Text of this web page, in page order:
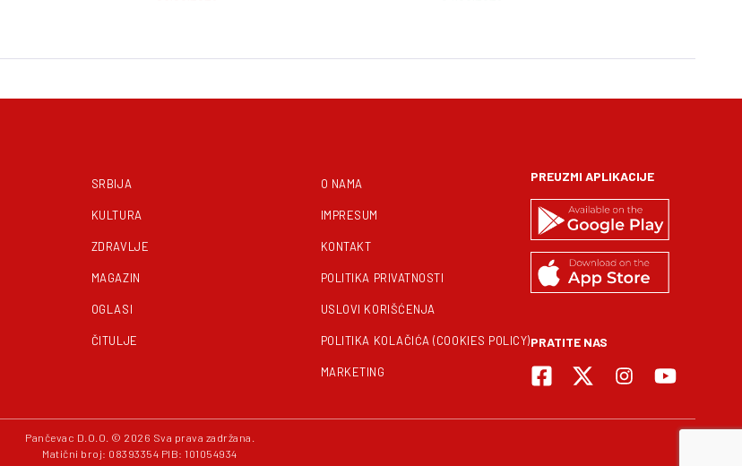
SRBIJA
KULTURA
ZDRAVLJE
MAGAZIN
OGLASI
ČITULJE
O NAMA
IMPRESUM
KONTAKT
POLITIKA PRIVATNOSTI
USLOVI KORIŠĆENJA
POLITIKA KOLAČIĆA (COOKIES POLICY)
MARKETING
PREUZMI APLIKACIJE
PRATITE NAS
Pančevac D.O.O. © 2026 Sva prava zadržana.
Matični broj: 08393354 PIB: 101054934